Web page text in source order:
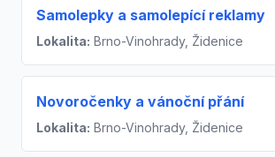
Samolepky a samolepící reklamy
Lokalita: Brno-Vinohrady, Židenice
Novoročenky a vánoční přání
Lokalita: Brno-Vinohrady, Židenice